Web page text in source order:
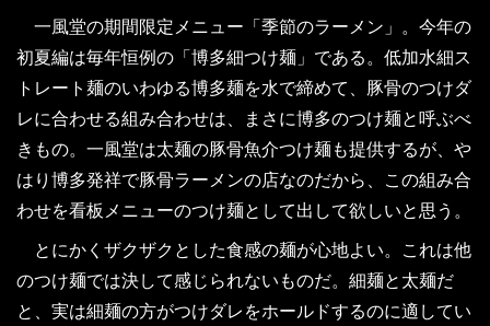
一風堂の期間限定メニュー「季節のラーメン」。今年の
初夏編は毎年恒例の「博多細つけ麺」である。低加水細ス
トレート麺のいわゆる博多麺を水で締めて、豚骨のつけダ
レに合わせる組み合わせは、まさに博多のつけ麺と呼ぶべ
きもの。一風堂は太麺の豚骨魚介つけ麺も提供するが、や
はり博多発祥で豚骨ラーメンの店なのだから、この組み合
わせを看板メニューのつけ麺として出して欲しいと思う。
とにかくザクザクとした食感の麺が心地よい。これは他
のつけ麺では決して感じられないものだ。細麺と太麺だ
と、実は細麺の方がつけダレをホールドするのに適してい